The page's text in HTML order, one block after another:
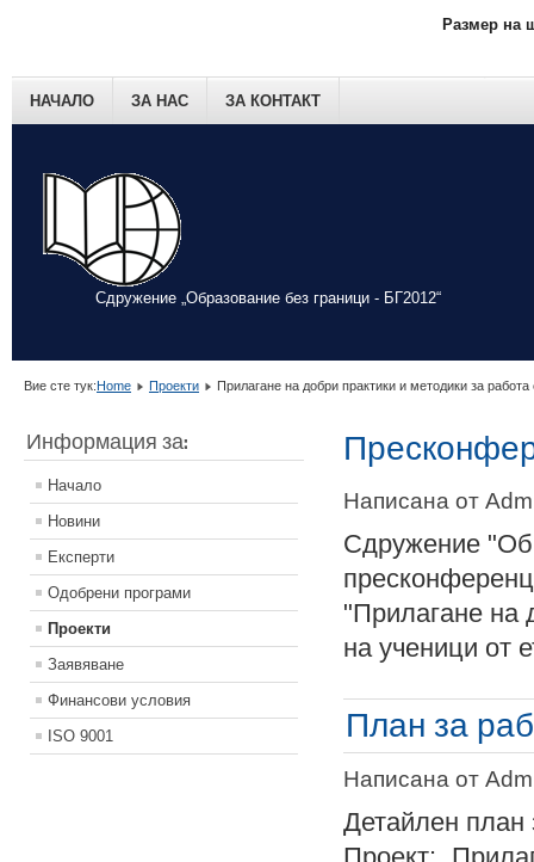
Сдружение „Образование без граници - БГ2012“
НАЧАЛО ЗА НАС ЗА КОНТАКТ
Размер на
Вие сте тук: Home Проекти Прилагане на добри практики и методики за
Информация за:
Начало
Новини
Експерти
Одобрени програми
Проекти
Заявяване
Финансови условия
ISO 9001
Написана от
Сдружение
"Прилагане на
на ученици от
План за
Написана от
Детайлен план